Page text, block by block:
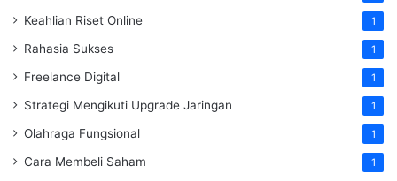
Keahlian Riset Online 1
Rahasia Sukses 1
Freelance Digital 1
Strategi Mengikuti Upgrade Jaringan 1
Olahraga Fungsional 1
Cara Membeli Saham 1